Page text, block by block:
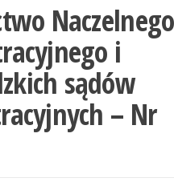
i
sądów
– Nr